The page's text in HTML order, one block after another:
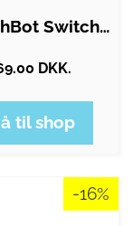
SwitchBot Switchbot Home…
DKK.
til shop
-16%